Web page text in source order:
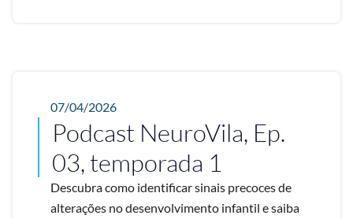
07/04/2026
Podcast NeuroVila, Ep.
03, temporada 1
Descubra como identificar sinais precoces de
alterações no desenvolvimento infantil e saiba